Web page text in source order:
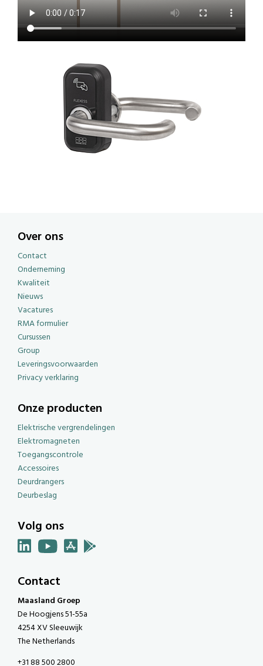
Over ons
Contact
Onderneming
Kwaliteit
Nieuws
Vacatures
RMA formulier
Cursussen
Group
Leveringsvoorwaarden
Privacy verklaring
Onze producten
Elektrische vergrendelingen
Elektromagneten
Toegangscontrole
Accessoires
Deurdrangers
Deurbeslag
Volg ons
Contact
Maasland Groep
De Hoogjens 51-55a
4254 XV Sleeuwijk
The Netherlands
+31 88 500 2800